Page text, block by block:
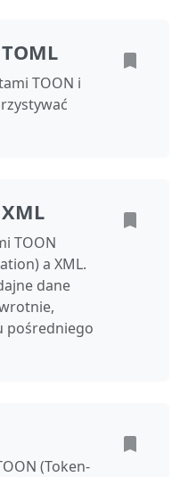
TOON i
TOON
a XML.
dane
pośredniego
(Token-